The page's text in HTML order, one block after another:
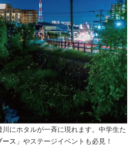
にホタルが一斉に現れます。中学生た
ース 」やステージイベントも必見！